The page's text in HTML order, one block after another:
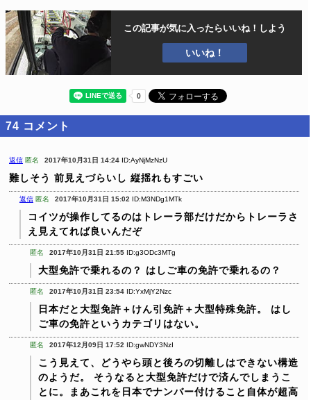
この記事が気に入ったらいいね！しよう
いいね！
74 コメント
返信 匿名 2017年10月31日 14:24 ID:AyNjMzNzU
難しそう 前見えづらいし 縦揺れもすごい
返信 匿名 2017年10月31日 15:02 ID:M3NDg1MTk
コイツが操作してるのはトレーラ部だけだからトレーラさ
え見えてれば良いんだぞ
匿名 2017年10月31日 21:55 ID:g3ODc3MTg
大型免許で乗れるの？ はしご車の免許で乗れるの？
匿名 2017年10月31日 23:54 ID:YxMjY2Nzc
日本だと大型免許＋けん引免許＋大型特殊免許。
はし
ご車の免許というカテゴリはない。
匿名 2017年12月09日 17:52 ID:gwNDY3NzI
こう見えて、どうやら頭と後ろの切離しはできない構造
のようだ。 そうなると大型免許だけで済んでしまうこ
とに。まあこれを日本でナンバー付けること自体が超高